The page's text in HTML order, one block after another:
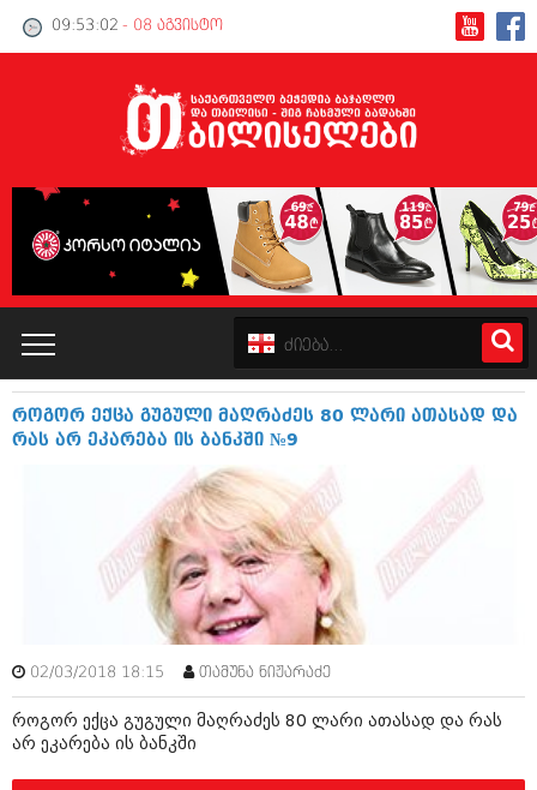
09:53:03 - 08 აგვისტო
ინტერვიუები
ამბები
საზოგადოება
კატალოგი
ინტერვიუები
ამბები
საზოგადოება
მოდი, ვილაპარაკოთ
მოდა + დიზაინი
როგორ ექცა გუგული მაღრაძეს 80 ლარი ათასად და
რას არ ეკარება ის ბანკში №9
02/03/2018 18:15 თამუნა ნიჟარაძე
როგორ ექცა გუგული მაღრაძეს 80 ლარი ათასად და რას
არ ეკარება ის ბანკში